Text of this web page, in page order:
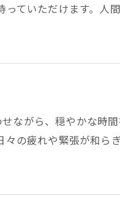
ていただけます。人
せながら、穏やかな時
の疲れや緊張が和ら